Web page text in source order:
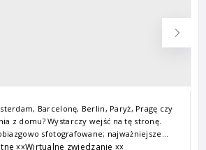
Barcelonę, Berlin, Paryż, Pragę czy
z domu? Wystarczy wejść na tę stronę.
sfotografowane; najważniejsze
i inne ciekawostki można obejrzeć z
xxWirtualne zwiedzanie xx